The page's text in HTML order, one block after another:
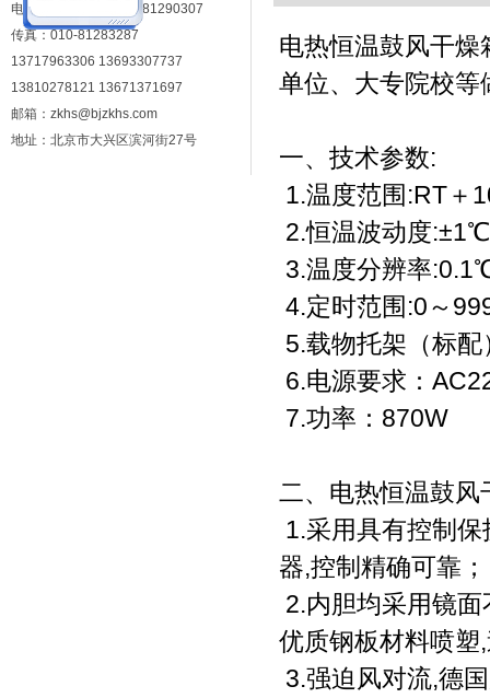
电话：010-81290302 81290307
传真：010-81283287
13717963306 13693307737
13810278121 13671371697
邮箱：zkhs@bjzkhs.com
地址：北京市大兴区滨河街27号
电热恒温鼓风干
单位、大专院校等
一、技术参数:
1.温度范围:RT
2.恒温波动度:±1℃
3.温度分辨率
4.定时范围:0～
5.载物托架（标配
6.电源要求：
7.功率：870W
二、电热恒温鼓风
1.采用具有控制
器,控制精确可靠；
2.内胆均采用镜
优质钢板材料喷塑
3.强迫风对流,德